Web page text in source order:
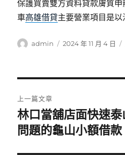
保護買賣雙方資料貸款膚質
車高雄借貸主要營業項目是
作
admin
發
2024 年 11 月 4 日
章
導
上一篇文章
上
一
林口當舖店面快速
問題的龜山小額借款